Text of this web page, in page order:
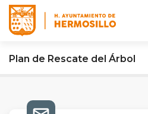
Plan de Rescate del Árbol